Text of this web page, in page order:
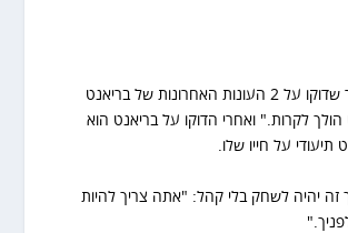
מג'יק ג'ונסון אישר שדוקו על 2 העונות האחרונות של בריאנט
לקרות." ואחרי הדוקו על בריאנט הוא
תיעודי על חייו שלו.
זה יהיה לשחק בלי קהל: "אתה צריך להיות